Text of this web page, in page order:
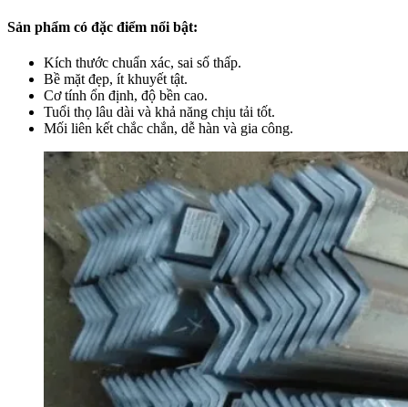
Sản phẩm có đặc điểm nổi bật:
Kích thước chuẩn xác, sai số thấp.
Bề mặt đẹp, ít khuyết tật.
Cơ tính ổn định, độ bền cao.
Tuổi thọ lâu dài và khả năng chịu tải tốt.
Mối liên kết chắc chắn, dễ hàn và gia công.